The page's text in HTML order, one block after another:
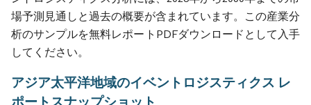
場予測見通しと過去の概要が含まれています。この産業分
析のサンプルを無料レポートPDFダウンロードとして入手
してください。
アジア太平洋地域のイベントロジスティクス レ